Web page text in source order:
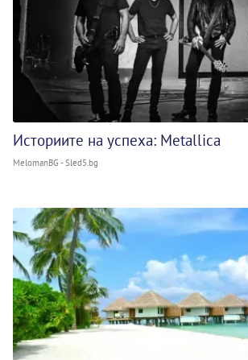
Историите на успеха: Metallica
MelomanBG - Sled5.bg